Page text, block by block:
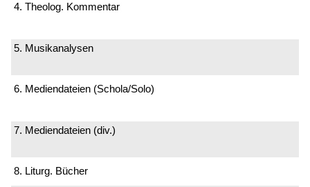
4. Theolog. Kommentar
5. Musikanalysen
6. Mediendateien (Schola/Solo)
7. Mediendateien (div.)
8. Liturg. Bücher